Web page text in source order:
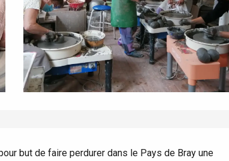
but de faire perdurer dans le Pays de Bray une